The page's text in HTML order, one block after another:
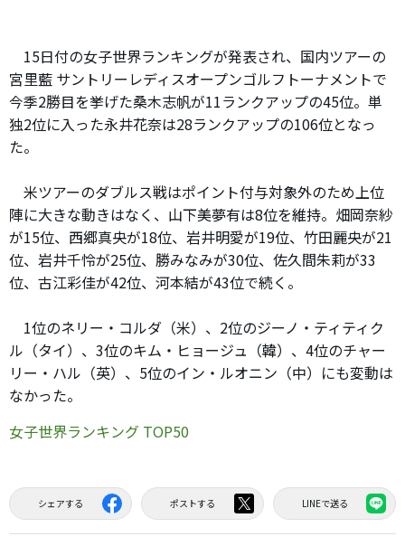
15日付の女子世界ランキングが発表され、国内ツアーの
宮里藍 サントリーレディスオープンゴルフトーナメントで
今季2勝目を挙げた桑木志帆が11ランクアップの45位。単
独2位に入った永井花奈は28ランクアップの106位となっ
た。
米ツアーのダブルス戦はポイント付与対象外のため上位
陣に大きな動きはなく、山下美夢有は8位を維持。畑岡奈紗
が15位、西郷真央が18位、岩井明愛が19位、竹田麗央が21
位、岩井千怜が25位、勝みなみが30位、佐久間朱莉が33
位、古江彩佳が42位、河本結が43位で続く。
1位のネリー・コルダ（米）、2位のジーノ・ティティク
ル（タイ）、3位のキム・ヒョージュ（韓）、4位のチャー
リー・ハル（英）、5位のイン・ルオニン（中）にも変動は
なかった。
女子世界ランキング TOP50
シェアする ポストする LINEで送る